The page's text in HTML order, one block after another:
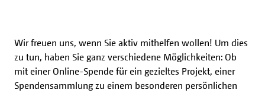
Wir freuen uns, wenn Sie aktiv mithelfen wollen! Um dies
zu tun, haben Sie ganz verschiedene Möglichkeiten: Ob
mit einer Online-Spende für ein gezieltes Projekt, einer
Spendensammlung zu einem besonderen persönlichen